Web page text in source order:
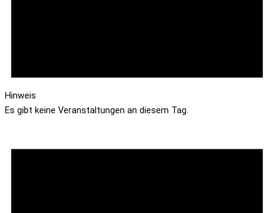
Hinweis
Es gibt keine Veranstaltungen an diesem Tag.